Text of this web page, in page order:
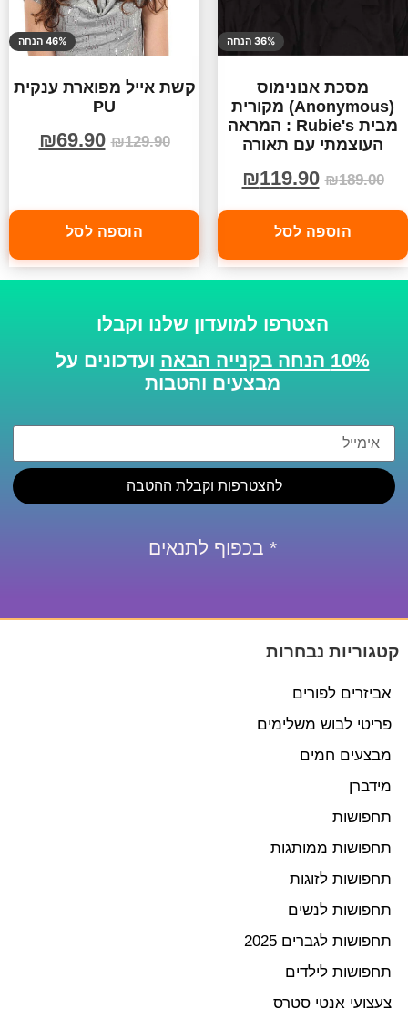
36% הנחה
מסכת אנונימוס
(Anonymous) מקורית
מבית Rubie's : המראה
העוצמתי עם תאורה
₪189.00
₪119.90
הוספה לסל
46% הנחה
קשת אייל מפוארת ענקית
PU
₪129.90
₪69.90
הוספה לסל
הצטרפו למועדון שלנו וקבלו
10% הנחה בקנייה הבאה
ועדכונים על
מבצעים והטבות
להצטרפות וקבלת ההטבה
* בכפוף לתנאים
קטגוריות נבחרות
אביזרים לפורים
פריטי לבוש משלימים
מבצעים חמים
מידברן
תחפושות
תחפושות ממותגות
תחפושות לזוגות
תחפושות לנשים
תחפושות לגברים 2025
תחפושות לילדים
צעצועי אנטי סטרס